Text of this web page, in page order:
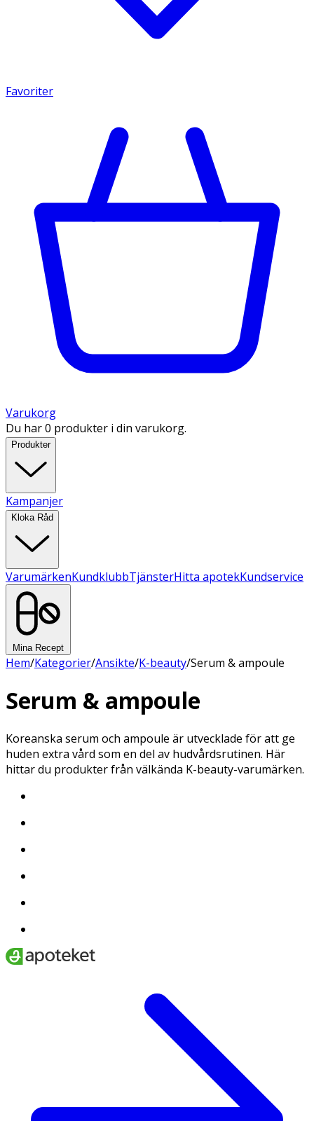
Favoriter
Varukorg
Du har 0 produkter i din varukorg.
Produkter
Kampanjer
Kloka Råd
VarumärkenKundklubbTjänsterHitta apotekKundservice
Mina Recept
Hem/Kategorier/Ansikte/K-beauty/Serum & ampoule
Serum & ampoule
Koreanska serum och ampoule är utvecklade för att ge
huden extra vård som en del av hudvårdsrutinen. Här
hittar du produkter från välkända K-beauty-varumärken.